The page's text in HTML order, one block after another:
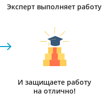
Эксперт выполняет работу
И защищаете работу
на отлично!